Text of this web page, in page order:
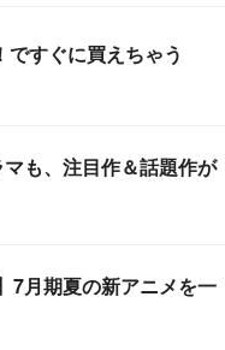
ですぐに買えちゃう
も、注目作＆話題作が
7月期夏の新アニメを一